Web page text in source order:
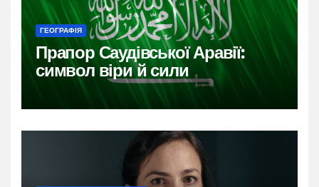
ГЕОГРАФІЯ
Прапор Саудівської Аравії:
символ віри й сили